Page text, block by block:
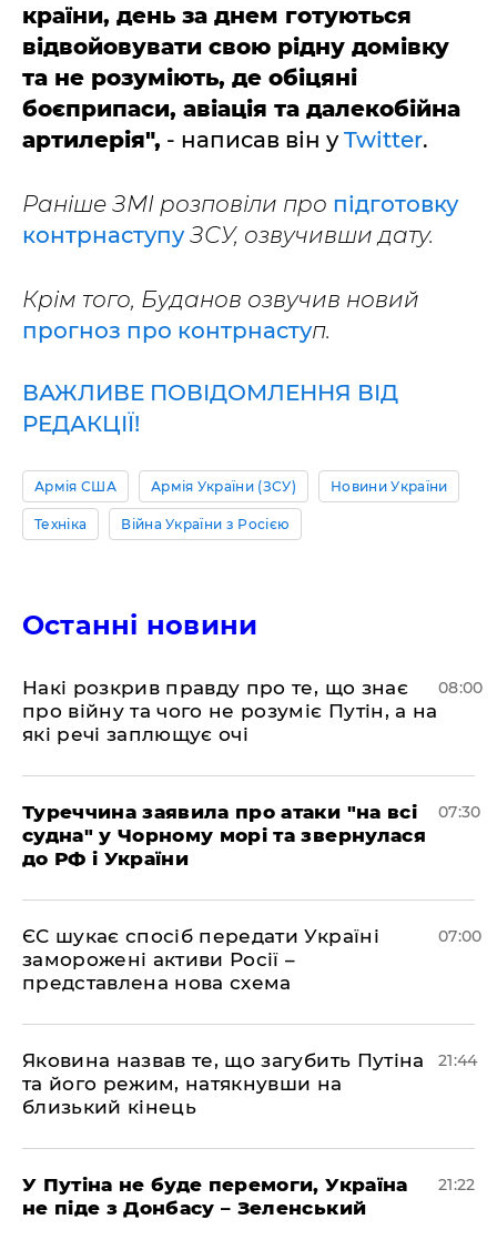
країни, день за днем готуються
відвойовувати свою рідну домівку
та не розуміють, де обіцяні
боєприпаси, авіація та далекобійна
артилерія", - написав він уTwitter.
Раніше ЗМІ розповіли про підготовку
контрнаступуЗСУ, озвучивши дату.
Крім того, Буданов озвучив новий
прогноз про контрнаступ.
ВАЖЛИВЕ ПОВІДОМЛЕННЯ ВІД
РЕДАКЦІЇ!
Армія США Армія України (ЗСУ) Новини України
Техніка Війна України з Росією
Останні новини
Накі розкрив правду про те, що знає
про війну та чого не розуміє Путін, а на
які речі заплющує очі
08:00
Туреччина заявила про атаки "на всі
судна" у Чорному морі та звернулася
до РФ і України
07:30
ЄС шукає спосіб передати Україні
заморожені активи Росії –
представлена ​​нова схема
07:00
Яковина назвав те, що загубить Путіна
та його режим, натякнувши на
близький кінець
21:44
У Путіна не буде перемоги, Україна
не піде з Донбасу – Зеленський
21:22